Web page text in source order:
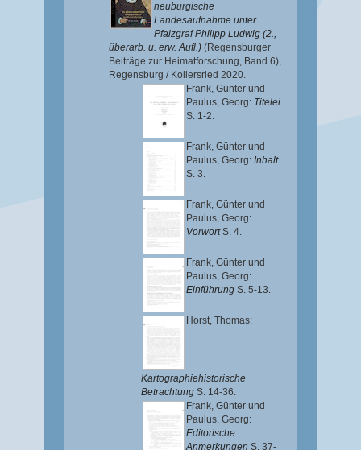
neuburgische
Landesaufnahme unter
Pfalzgraf Philipp Ludwig (2.,
überarb. u. erw. Aufl.) (Regensburger
Beiträge zur Heimatforschung, Band 6),
Regensburg / Kollersried 2020.
Frank, Günter und
Paulus, Georg: Titelei
S. 1-2.
Frank, Günter und
Paulus, Georg: Inhalt
S. 3.
Frank, Günter und
Paulus, Georg:
VorwortS. 4.
Frank, Günter und
Paulus, Georg:
Einführung S. 5-13.
Horst, Thomas:
Kartographiehistorische
Betrachtung S. 14-36.
Frank, Günter und
Paulus, Georg:
Editorische
Anmerkungen S. 37-